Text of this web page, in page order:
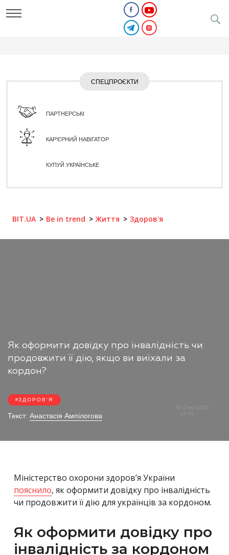
СПЕЦПРОЄКТИ
ПАРТНЕРСЬКІ
КАР'ЄРНИЙ НАВІГАТОР
КУПУЙ УКРАЇНСЬКЕ
BIT.UA Be in trend Життя Здоров'я
Як оформити довідку про інвалідність чи
продовжити її дію, якщо ви виїхали за
кордон?
ЗДОРОВ'Я
Текст: Анастасія Ампілогова
17:14
Міністерство охорони здоров’я України
пояснило, як оформити довідку про інвалідність
чи продовжити її дію для українців за кордоном.
Як оформити довідку про
інвалідність за кордоном